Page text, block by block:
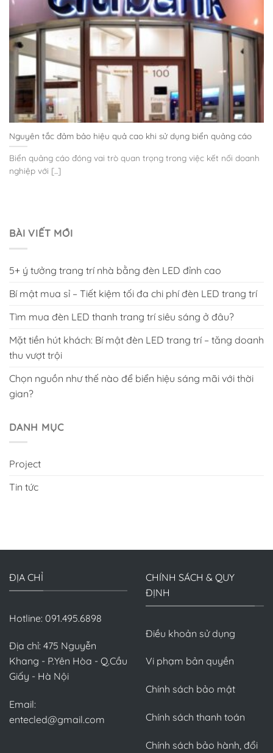
Nguyên tắc đảm bảo hiệu quả cao khi sử dụng biển quảng cáo
Biển quảng cáo đóng vai trò quan trọng trong việc kết nối doanh
nghiệp với [...]
BÀI VIẾT MỚI
5+ ý tưởng trang trí nhà bằng đèn LED đỉnh cao
Bí mật mua sỉ – Tiết kiệm tối đa chi phí đèn LED trang trí
Tìm mua đèn LED thanh trang trí siêu sáng ở đâu?
Mặt tiền hút khách: Bí mật đèn LED trang trí – tăng doanh
thu vượt trội
Chọn nguồn như thế nào để biển hiệu sáng mãi với thời
gian?
DANH MỤC
Project
Tin tức
ĐỊA CHỈ
Hotline: 091.495.6898
Địa chỉ: 475 Nguyễn
Khang - P.Yên Hòa - Q.Cầu
Giấy - Hà Nội
Email:
entecled@gmail.com
CHÍNH SÁCH & QUY
ĐỊNH
Điều khoản sử dụng
Vi phạm bản quyền
Chính sách bảo mật
Chính sách thanh toán
Chính sách bảo hành, đổi